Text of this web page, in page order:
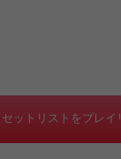
セットリストをプレイ